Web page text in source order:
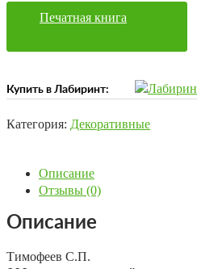
Печатная книга
Купить в Лабиринт:
Категория: Декоративные
Описание
Отзывы (0)
Описание
Тимофеев С.П.